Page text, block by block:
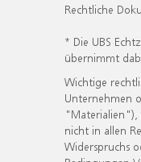
Rechtliche
* Die UBS
übernimmt
Wichtige
Unternehmen
"Materialien"),
nicht in allen
Widerspruchs